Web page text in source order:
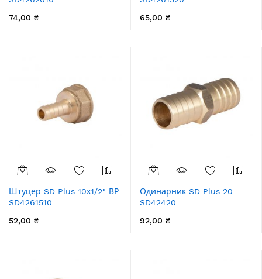
74,00 ₴
65,00 ₴
Штуцер SD Plus 10х1/2" ВР
SD4261510
52,00 ₴
Одинарник SD Plus 20
SD42420
92,00 ₴